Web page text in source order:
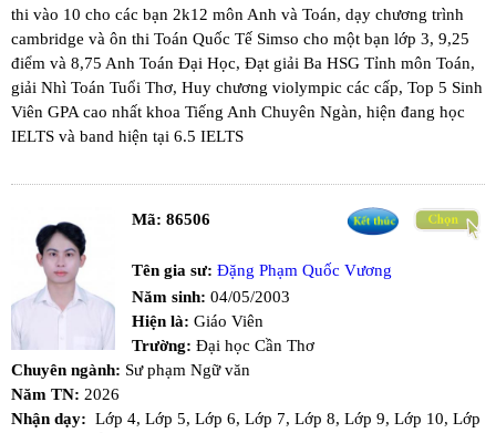
thi vào 10 cho các bạn 2k12 môn Anh và Toán, dạy chương trình
cambridge và ôn thi Toán Quốc Tế Simso cho một bạn lớp 3, 9,25
điểm và 8,75 Anh Toán Đại Học, Đạt giải Ba HSG Tỉnh môn Toán,
giải Nhì Toán Tuổi Thơ, Huy chương violympic các cấp, Top 5 Sinh
Viên GPA cao nhất khoa Tiếng Anh Chuyên Ngàn, hiện đang học
IELTS và band hiện tại 6.5 IELTS
Mã: 86506
Tên gia sư: Đặng Phạm Quốc Vương
Năm sinh: 04/05/2003
Hiện là: Giáo Viên
Trường: Đại học Cần Thơ
Chuyên ngành: Sư phạm Ngữ văn
Năm TN: 2026
Nhận dạy: Lớp 4, Lớp 5, Lớp 6, Lớp 7, Lớp 8, Lớp 9, Lớp 10, Lớp